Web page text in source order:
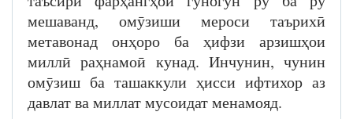
мешаванд, омӯзиши мероси таърихӣ
метавонад онҳоро ба ҳифзи арзишҳои
миллӣ раҳнамоӣ кунад. Инчунин, чунин
омӯзиш ба ташаккули ҳисси ифтихор аз
давлат ва миллат мусоидат менамояд.